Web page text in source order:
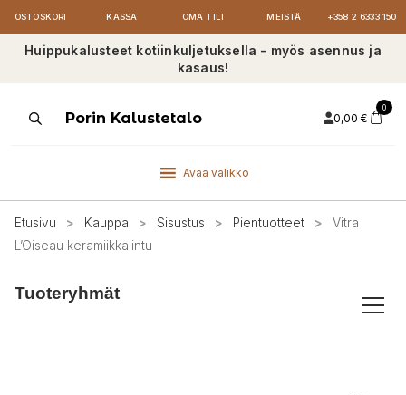
OSTOSKORI KASSA OMA TILI MEISTÄ +358 2 6333 150
Huippukalusteet kotiinkuljetuksella - myös asennus ja
kasaus!
ProductsPorin Kalustetalo 0,00 €
0
Avaa valikko
Etusivu > Kauppa > Sisustus > Pientuotteet >
Vitra
L’Oiseau keramiikkalintu
Tuoteryhmät